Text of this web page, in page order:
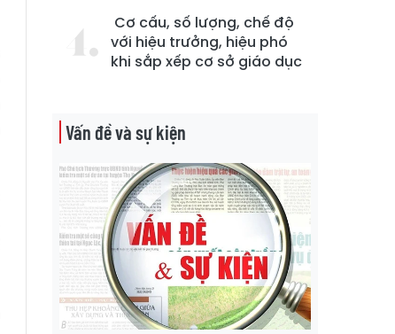
Cơ cấu, số lượng, chế độ
với hiệu trưởng, hiệu phó
khi sắp xếp cơ sở giáo dục
Vấn đề và sự kiện